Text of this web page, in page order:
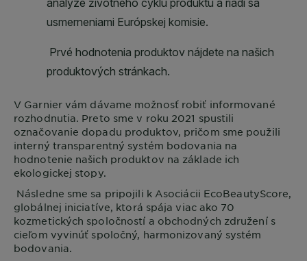
V Garniervám dávame možnosť robiť informované
rozhodnutia. Preto sme v roku 2021 spustili
označovanie dopadu produktov, pričom sme použili
interný transparentný systém bodovania na
hodnotenie našich produktov na základe ich
ekologickej stopy.
Následne sme sa pripojili k Asociácii EcoBeautyScore,
globálnej iniciatíve, ktorá spája viac ako 70
kozmetických spoločností a obchodných združení s
cieľom vyvinúť spoločný, harmonizovaný systém
bodovania.